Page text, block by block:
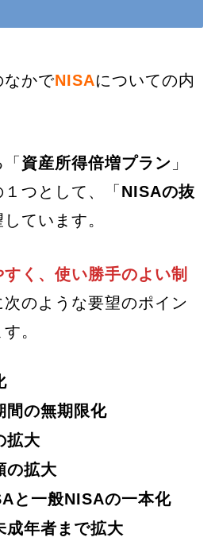
なかでNISAについての内
資産所得倍増プラン 」
つとして、「 NISAの抜
しています。
く、使い勝手のよい制
次のような要望のポイン
。
間の無期限化
拡大
の拡大
と一般NISAの一本化
成年者まで拡大